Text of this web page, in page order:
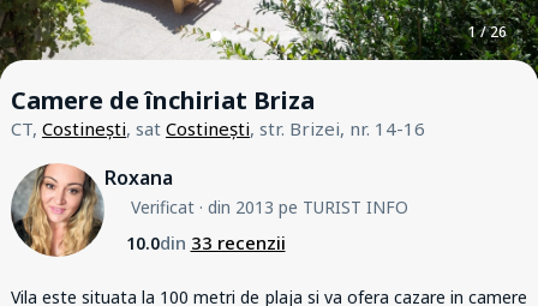
1 / 26
Camere de închiriat Briza
CT, Costinești, sat Costinești, str. Brizei, nr. 14-16
Roxana
Verificat· din 2013 pe TURIST INFO
10.0din 33 recenzii
Vila este situata la 100 metri de plaja si va ofera cazare in camere